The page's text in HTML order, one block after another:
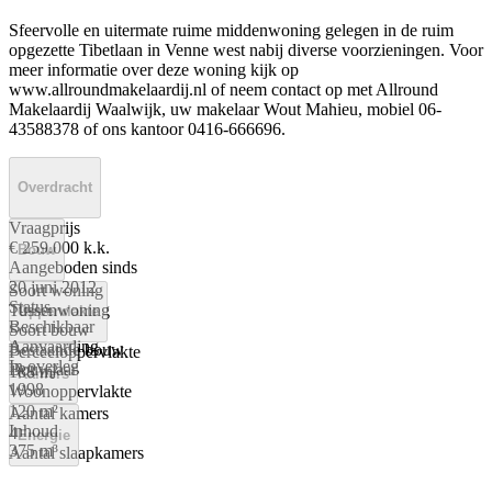
Sfeervolle en uitermate ruime middenwoning gelegen in de ruim
opgezette Tibetlaan in Venne west nabij diverse voorzieningen. Voor
meer informatie over deze woning kijk op
www.allroundmakelaardij.nl of neem contact op met Allround
Makelaardij Waalwijk, uw makelaar Wout Mahieu, mobiel 06-
43588378 of ons kantoor 0416-666696.
Overdracht
Vraagprijs
€ 259.000 k.k.
Aangeboden sinds
20 juni 2012
Status
Beschikbaar
Aanvaarding
In overleg
Bouw
Soort woning
Tussenwoning
Soort bouw
Bestaande bouw
Bouwjaar
1998
Oppervlakte
Perceeloppervlakte
188 m²
Woonoppervlakte
120 m²
Inhoud
375 m³
Kamers
Aantal kamers
4
Aantal slaapkamers
3
Energie